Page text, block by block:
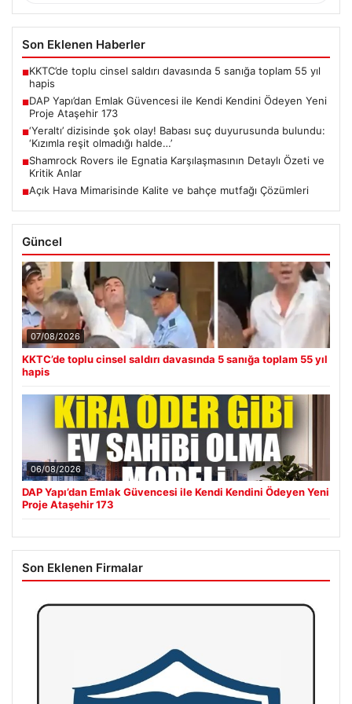
Son Eklenen Haberler
■KKTC’de toplu cinsel saldırı davasında 5 sanığa toplam 55 yıl
hapis
■DAP Yapı’dan Emlak Güvencesi ile Kendi Kendini Ödeyen Yeni
Proje Ataşehir 173
■‘Yeraltı’ dizisinde şok olay! Babası suç duyurusunda bulundu:
‘Kızımla reşit olmadığı halde…’
■Shamrock Rovers ile Egnatia Karşılaşmasının Detaylı Özeti ve
Kritik Anlar
■Açık Hava Mimarisinde Kalite ve bahçe mutfağı Çözümleri
Güncel
07/08/2026
KKTC’de toplu cinsel saldırı davasında 5 sanığa toplam 55 yıl
hapis
06/08/2026
DAP Yapı’dan Emlak Güvencesi ile Kendi Kendini Ödeyen Yeni
Proje Ataşehir 173
Son Eklenen Firmalar